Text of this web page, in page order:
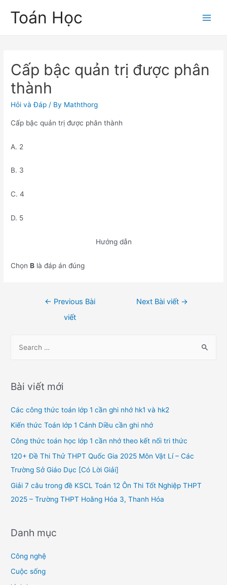
Toán Học
Cấp bậc quản trị được phân
thành
Hỏi và Đáp / By Maththorg
Cấp bậc quản trị được phân thành
A. 2
B. 3
C. 4
D. 5
Hướng dẫn
ChọnB là đáp án đúng
← Previous Bài
viết
Next Bài viết →
r
h
f
o
Bài viết mới
Các công thức toán lớp 1 cần ghi nhớ hk1 và hk2
Kiến thức Toán lớp 1 Cánh Diều cần ghi nhớ
Công thức toán học lớp 1 cần nhớ theo kết nối tri thức
120+ Đề Thi Thử THPT Quốc Gia 2025 Môn Vật Lí – Các
Trường Sở Giáo Dục [Có Lời Giải]
Giải 7 câu trong đề KSCL Toán 12 Ôn Thi Tốt Nghiệp THPT
2025 – Trường THPT Hoằng Hóa 3, Thanh Hóa
Danh mục
Công nghệ
Cuộc sống